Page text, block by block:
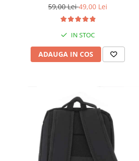
59,00 Lei49,00 Lei
IN STOC
ADAUGA IN COS